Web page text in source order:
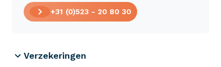
+31 (0)523 - 20 80 30
Verzekeringen